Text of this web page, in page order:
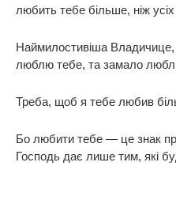
любить тебе більше, ніж
Наймилостивіша Владичице,
люблю тебе, та замало
Треба, щоб я тебе любив
Бо любити тебе — це знак
Господь дає лише тим, які